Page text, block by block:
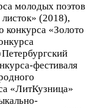
молодых поэтов
(2018),
конкурса «Золото
фестиваля
«ЛитКузница»